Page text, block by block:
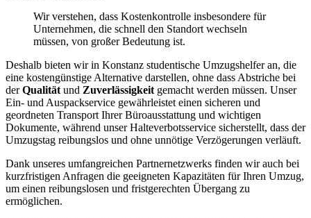
Wir verstehen, dass Kostenkontrolle insbesondere für
Unternehmen, die schnell den Standort wechseln
müssen, von großer Bedeutung ist.
Deshalb bieten wir in Konstanz studentische Umzugshelfer an, die
eine kostengünstige Alternative darstellen, ohne dass Abstriche bei
derQualität und Zuverlässigkeit gemacht werden müssen. Unser
Ein- und Auspackservice gewährleistet einen sicheren und
geordneten Transport Ihrer Büroausstattung und wichtigen
Dokumente, während unser Halteverbotsservice sicherstellt, dass der
Umzugstag reibungslos und ohne unnötige Verzögerungen verläuft.
Dank unseres umfangreichen Partnernetzwerks finden wir auch bei
kurzfristigen Anfragen die geeigneten Kapazitäten für Ihren Umzug,
um einen reibungslosen und fristgerechten Übergang zu
ermöglichen.